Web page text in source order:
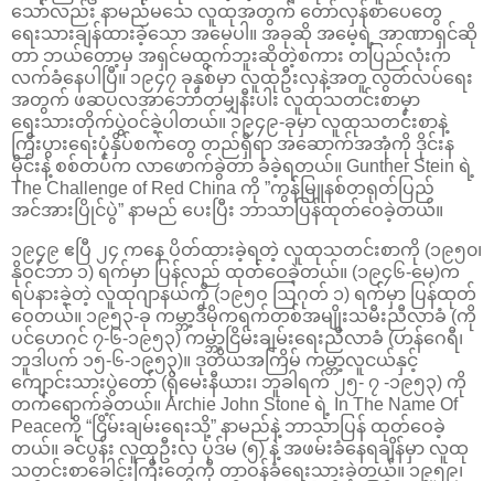
သော်လည်း နာမည်မသေ လူထုအတွက် တော်လှန်စာပေတွေ
ရေးသားချန်ထားခဲ့သော‌ အမေပါ။ အခုဆို အမေ့ရဲ့ အာဏာရှင်ဆို
တာ ဘယ်တော့မှ အရှင်မထွက်ဘူးဆိုတဲ့စကား တပြည်လုံးက
လက်ခံနေပါပြီ။ ၁၉၄၇ ခုနှစ်မှာ လူထုဦးလှနဲ့အတူ လွတ်လပ်ရေး
အတွက် ဖဆပလအာဘော်တမျှနီးပါး လူထုသတင်းစာမှာ
ရေးသားတိုက်ပွဲဝင်ခဲ့ပါတယ်။ ၁၉၄၉-ခုမှာ လူထုသတင်းစာနဲ့
ကြီးပွားရေးပုံနှိပ်စက်တွေ တည်ရှိရာ အဆောက်အအုံကို ဒိုင်းန
မိုင်းနဲ့ စစ်တပ်က လာဖောက်ခွဲတာ ခံခဲ့ရတယ်။ Gunther Stein ရဲ့
The Challenge of Red China ကို ”ကွန်မြူနစ်တရုတ်ပြည်
အင်အားပြိုင်ပွဲ” နာမည် ပေးပြီး ဘာသာပြန်ထုတ်ဝေခဲ့တယ်။
၁၉၄၉ ဧပြီ ၂၄ ကနေ ပိတ်ထားခဲ့ရတဲ့ လူထုသတင်းစာကို (၁၉၅၀၊
နိုဝင်ဘာ ၁) ရက်မှာ ပြန်လည် ထုတ်ဝေခဲ့တယ်။ (၁၉၄၆-မေ)က
ရပ်နားခဲ့တဲ့ လူထုဂျာနယ်ကို (၁၉၅ဝ ဩဂုတ် ၁) ရက်မှာ ပြန်ထုတ်
ဝေတယ်။ ၁၉၅၃-ခု ကမ္ဘာ့ဒီမိုကရက်တစ်အမျိုးသမီးညီလာခံ (ကို
ပင်ဟေဂင် ၇-၆-၁၉၅၃) ကမ္ဘာ့ငြိမ်းချမ်းရေးညီလာခံ (ဟန်ဂေရီ၊
ဘူဒါပက် ၁၅-၆-၁၉၅၃)။ ဒုတိယအကြိမ် ကမ္ဘာ့လူငယ်နှင့်
ကျောင်းသားပွဲတော် (ရိုမေးနီယား၊ ဘူခါရက် ၂၅- ၇ -၁၉၅၃) ကို
တက်ရောက်ခဲ့တယ်။ Archie John Stone ရဲ့ In The Name Of
Peaceကို “ငြိမ်းချမ်းရေးသို့” နာမည်နဲ့ ဘာသာပြန် ထုတ်ဝေခဲ့
တယ်။ ခင်ပွန်း လူထုဦးလှ ပုဒ်မ (၅) နဲ့ အဖမ်းခံနေရချိန်မှာ လူထု
သတင်းစာခေါင်းကြီးတွေကို တာဝန်ခံရေးသားခဲ့တယ်။ ၁၉၅၉၊